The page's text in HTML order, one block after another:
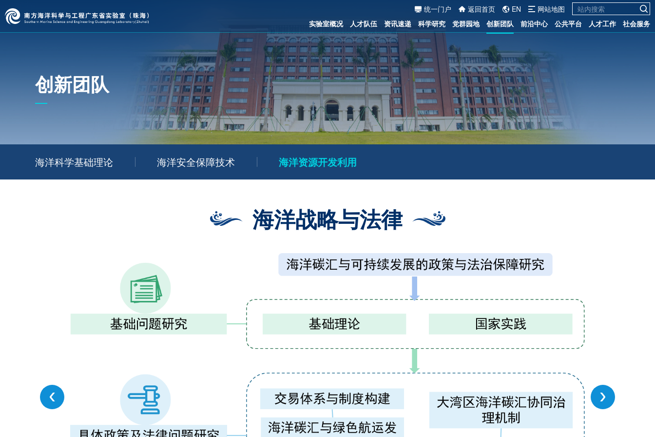
统一门户 返回首页 EN
网站地图
实验室概况
人才队伍 资讯速递 科学研究 党群园地 创新团队 前沿中心 公共平台 人才工作 社会服务
创新团队
海洋科学基础理论 海洋安全保障技术 海洋资源开发利用
海洋战略与法律